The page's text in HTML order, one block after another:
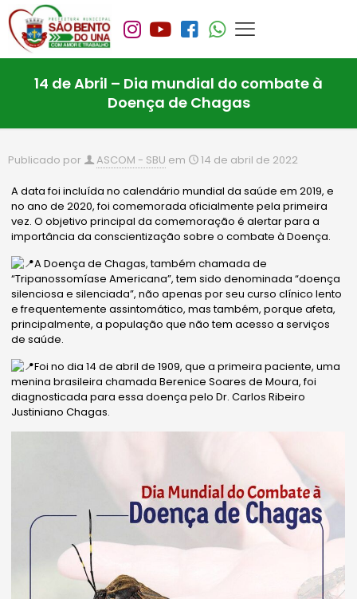
14 de Abril – Dia mundial do combate à
Doença de Chagas
Publicado por ASCOM - SBU em 14 de abril de 2022
A data foi incluída no calendário mundial da saúde em 2019, e
no ano de 2020, foi comemorada oficialmente pela primeira
vez. O objetivo principal da comemoração é alertar para a
importância da conscientização sobre o combate à Doença.
A Doença de Chagas, também chamada de
“Tripanossomíase Americana”, tem sido denominada “doença
silenciosa e silenciada”, não apenas por seu curso clínico lento
e frequentemente assintomático, mas também, porque afeta,
principalmente, a população que não tem acesso a serviços
de saúde.
Foi no dia 14 de abril de 1909, que a primeira paciente, uma
menina brasileira chamada Berenice Soares de Moura, foi
diagnosticada para essa doença pelo Dr. Carlos Ribeiro
Justiniano Chagas.